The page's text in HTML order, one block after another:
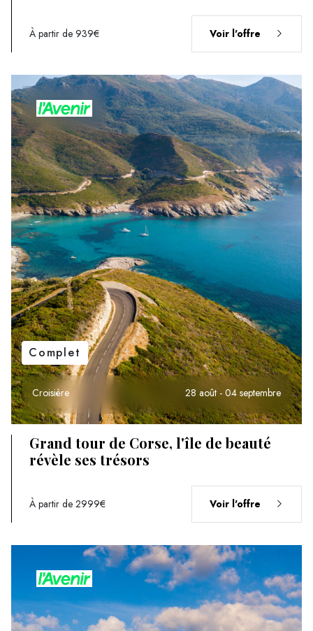
À partir de 939€ Voir l'offre
Complet
Croisière 28 août - 04 septembre
Grand tour de Corse, l'île de beauté
révèle ses trésors
À partir de 2999€ Voir l'offre